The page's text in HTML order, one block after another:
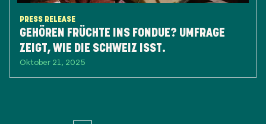
PRESS RELEASE
GEHÖREN FRÜCHTE INS FONDUE? UMFRAGE
ZEIGT, WIE DIE SCHWEIZ ISST.
Oktober 21, 2025